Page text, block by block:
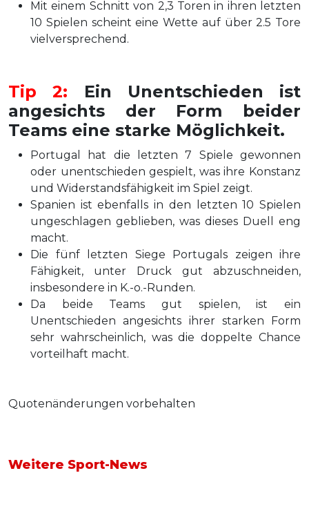
Mit einem Schnitt von 2,3 Toren in ihren letzten
10 Spielen scheint eine Wette auf über 2.5 Tore
vielversprechend.
Tip 2: Ein Unentschieden ist
angesichts der Form beider
Teams eine starke Möglichkeit.
Portugal hat die letzten 7 Spiele gewonnen
oder unentschieden gespielt, was ihre Konstanz
und Widerstandsfähigkeit im Spiel zeigt.
Spanien ist ebenfalls in den letzten 10 Spielen
ungeschlagen geblieben, was dieses Duell eng
macht.
Die fünf letzten Siege Portugals zeigen ihre
Fähigkeit, unter Druck gut abzuschneiden,
insbesondere in K.-o.-Runden.
Da beide Teams gut spielen, ist ein
Unentschieden angesichts ihrer starken Form
sehr wahrscheinlich, was die doppelte Chance
vorteilhaft macht.
Quotenänderungen vorbehalten
Weitere Sport-News